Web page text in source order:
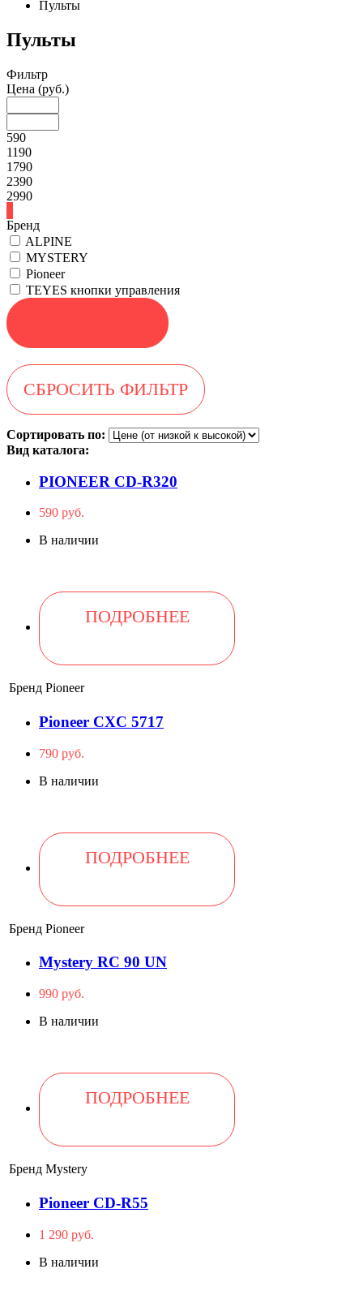
Пульты
Пульты
Фильтр
Цена (руб.)
590
1190
1790
2390
2990
Бренд
ALPINE
MYSTERY
Pioneer
TEYES кнопки управления
Сортировать по:
Вид каталога:
PIONEER CD-R320
590 руб.
В наличии
ПОДРОБНЕЕ
Бренд Pioneer
Pioneer CXC 5717
790 руб.
В наличии
ПОДРОБНЕЕ
Бренд Pioneer
Mystery RC 90 UN
990 руб.
В наличии
ПОДРОБНЕЕ
Бренд Mystery
Pioneer CD-R55
1 290 руб.
В наличии